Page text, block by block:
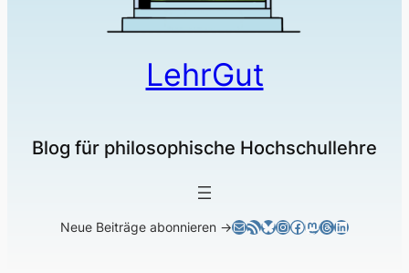
LehrGut
Blog für philosophische Hochschullehre
Neue Beiträge abonnieren →E-MailRSS-FeedBluesky
Instagram
Facebook
Mastodon
Threads
LinkedIn